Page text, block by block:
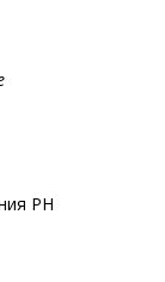
PH